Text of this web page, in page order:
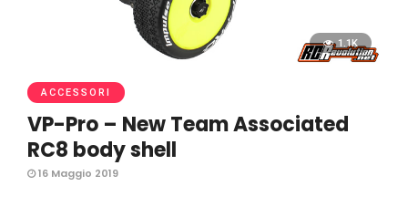
1.1K
ACCESSORI
VP-Pro – New Team Associated
RC8 body shell
16 Maggio 2019